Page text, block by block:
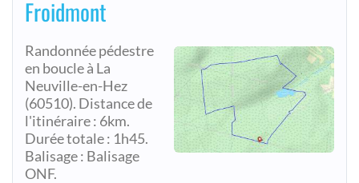
Froidmont
Randonnée pédestre
en boucle à La
Neuville-en-Hez
(60510). Distance de
l'itinéraire : 6km.
Durée totale : 1h45.
Balisage : Balisage
ONF.